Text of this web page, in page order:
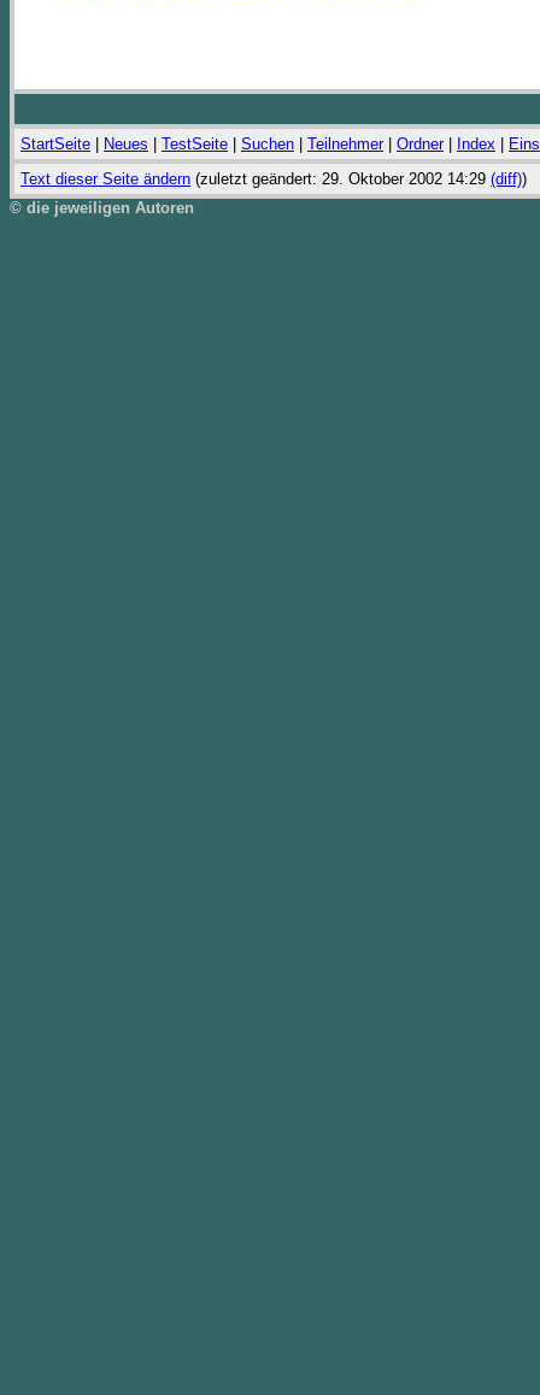
StartSeite Neues TestSeite Suchen Teilnehmer| Ordner| Index
Text dieser Seite ändern (zuletzt geändert: 29. Oktober 2002 14:29 (diff))
© die jeweiligen Autoren